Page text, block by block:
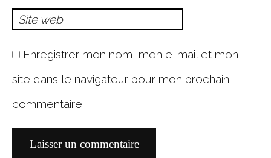
Site web
Enregistrer mon nom, mon e-mail et mon
site dans le navigateur pour mon prochain
commentaire.